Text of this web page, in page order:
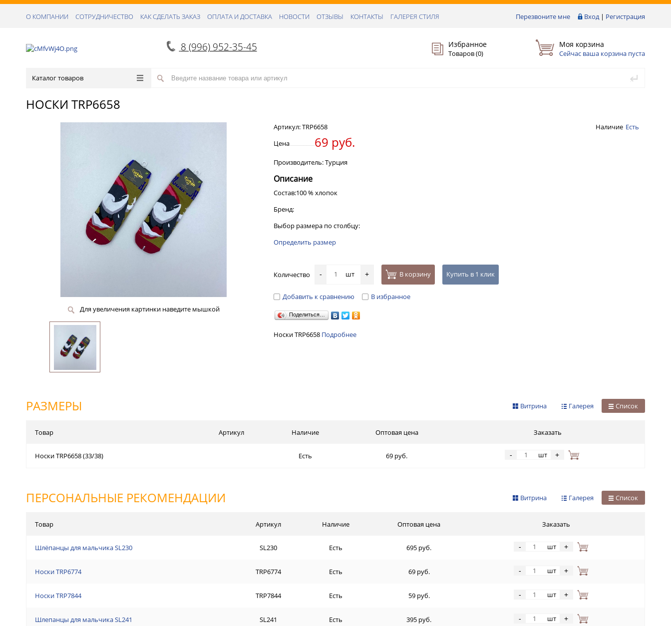
Перезвоните мне Вход | Регистрация
О КОМПАНИИ СОТРУДНИЧЕСТВО КАК СДЕЛАТЬ ЗАКАЗ ОПЛАТА И ДОСТАВКА НОВОСТИ ОТЗЫВЫ КОНТАКТЫ ГАЛЕРЕЯ СТИЛЯ
8 (996) 952-35-45 Избранное
Товаров (0)
Моя корзина
Сейчас ваша корзина пуста
Каталог товаров
НОСКИ TRP6658
Для увеличения картинки наведите мышкой
Артикул:TRP6658 Наличие Есть
Цена
69 руб.
Производитель: Турция
Описание
Состав:100 % хлопок
Бренд:
Выбор размера по столбцу:
Определить размер
Количество - шт + В корзину Купить в 1 клик
Добавить к сравнению В избранное
Поделиться…
Носки TRP6658 Подробнее
РАЗМЕРЫ Список
Галерея
Витрина
Товар Артикул Наличие Оптовая цена Заказать
Носки TRP6658 (33/38) Есть 69 руб. - шт +
ПЕРСОНАЛЬНЫЕ РЕКОМЕНДАЦИИ Список
Галерея
Витрина
Товар Артикул Наличие Оптовая цена Заказать
Шлёпанцы для мальчика SL230 SL230 Есть 695 руб. - шт +
Носки TRP6774 TRP6774 Есть 69 руб. - шт +
Носки TRP7844 TRP7844 Есть 59 руб. - шт +
Шлепанцы для мальчика SL241 SL241 Есть 395 руб. - шт +